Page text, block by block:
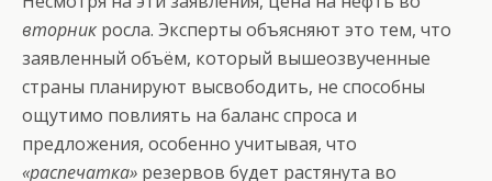
вторник росла. Эксперты объясняют это тем, что
заявленный объём, который вышеозвученные
страны планируют высвободить, не способны
ощутимо повлиять на баланс спроса и
предложения, особенно учитывая, что
«распечатка» резервов будет растянута во